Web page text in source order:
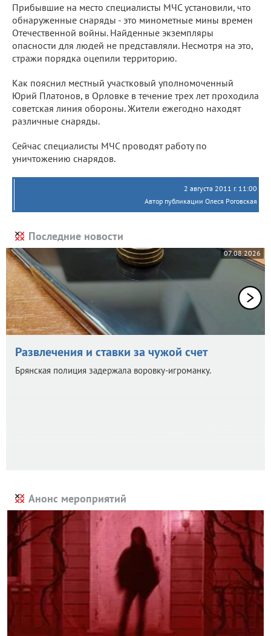
Прибывшие на место специалисты МЧС установили, что
обнаруженные снаряды - это минометные мины времен
Отечественной войны. Найденные экземпляры
опасности для людей не представляли. Несмотря на это,
стражи порядка оцепили территорию.
Как пояснил местный участковый уполномоченный
Юрий Платонов, в Орловке в течение трех лет проходила
советская линия обороны. Жители ежегодно находят
различные снаряды.
Сейчас специалисты МЧС проводят работу по
уничтожению снарядов.
2 августа 2011 г. 11:00
Автор публикации Олеся Роговская
Последние новости
07.08.2026
Развлечения и ставки за чужой счет
Брянская полиция задержала воровку-игроманку.
Анонс мероприятий